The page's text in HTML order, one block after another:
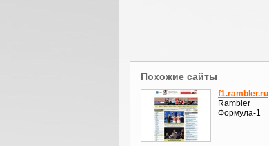
Похожие сайты
f1.rambler.ru
Rambler
Формула-1